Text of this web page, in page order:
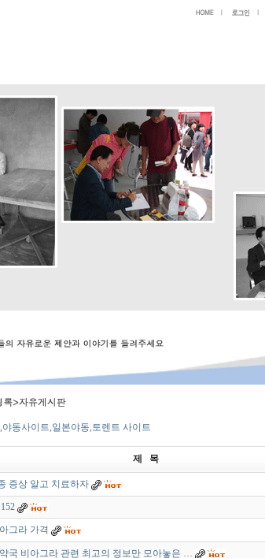
제 목
증상 알고 치료하자
그라 가격
국 비아그라 관련 최고의 정보만 모아놓은 …